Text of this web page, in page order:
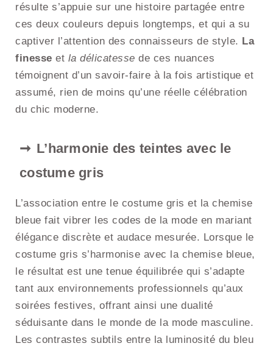
résulte s’appuie sur une histoire partagée entre
ces deux couleurs depuis longtemps, et qui a su
captiver l’attention des connaisseurs de style. La
finesse et la délicatesse de ces nuances
témoignent d’un savoir-faire à la fois artistique et
assumé, rien de moins qu’une réelle célébration
du chic moderne.
L’harmonie des teintes avec le
costume gris
L’association entre le costume gris et la chemise
bleue fait vibrer les codes de la mode en mariant
élégance discrète et audace mesurée. Lorsque le
costume gris s’harmonise avec la chemise bleue,
le résultat est une tenue équilibrée qui s’adapte
tant aux environnements professionnels qu’aux
soirées festives, offrant ainsi une dualité
séduisante dans le monde de la mode masculine.
Les contrastes subtils entre la luminosité du bleu